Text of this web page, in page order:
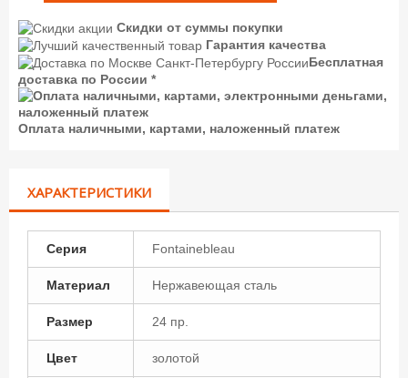
Скидки от суммы покупки
Гарантия качества
Бесплатная
доставка по России *
Оплата наличными, картами, наложенный платеж
ХАРАКТЕРИСТИКИ
Серия Fontainebleau
Материал Нержавеющая сталь
Размер 24 пр.
Цвет золотой